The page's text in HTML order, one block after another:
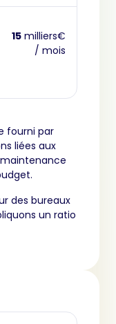
15 milliers€
/ mois
fourni par
liées aux
des bureaux
un ratio